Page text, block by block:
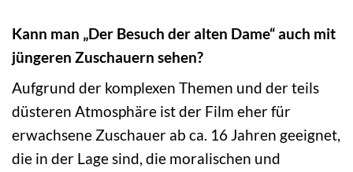
Kann man „Der Besuch der alten Dame“ auch mit
jüngeren Zuschauern sehen?
Aufgrund der komplexen Themen und der teils
düsteren Atmosphäre ist der Film eher für
erwachsene Zuschauer ab ca. 16 Jahren geeignet,
die in der Lage sind, die moralischen und